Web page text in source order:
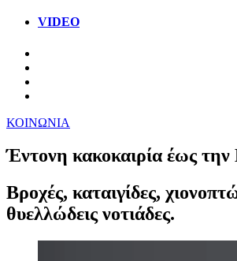
VIDEO
ΚΟΙΝΩΝΙΑ
Έντονη κακοκαιρία έως
Βροχές, καταιγίδες,
θυελλώδεις νοτιάδες.